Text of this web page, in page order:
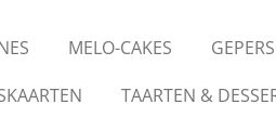
MELO-CAKES
TAARTEN &